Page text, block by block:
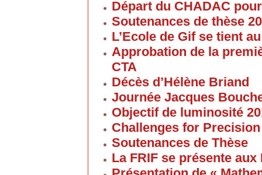
Départ du CHADAC
Soutenances de thèse
L’Ecole de Gif se tient
Approbation de la
CTA
Décès d’Hélène Briand
Journée Jacques
Objectif de luminosité
Challenges for
Soutenances de Thèse
La FRIF se présente aux